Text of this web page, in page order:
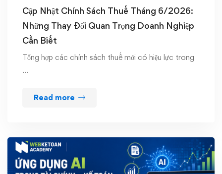
Cập Nhật Chính Sách Thuế Tháng 6/2026:
Những Thay Đổi Quan Trọng Doanh Nghiệp
Cần Biết
Tổng hợp các chính sách thuế mới có hiệu lực trong
…
Read more